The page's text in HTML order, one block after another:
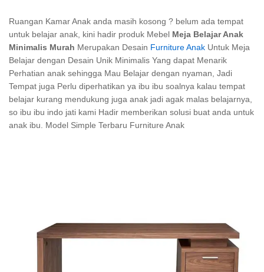
Ruangan Kamar Anak anda masih kosong ? belum ada tempat
untuk belajar anak, kini hadir produk Mebel Meja Belajar Anak
Minimalis Murah Merupakan Desain Furniture Anak Untuk Meja
Belajar dengan Desain Unik Minimalis Yang dapat Menarik
Perhatian anak sehingga Mau Belajar dengan nyaman, Jadi
Tempat juga Perlu diperhatikan ya ibu ibu soalnya kalau tempat
belajar kurang mendukung juga anak jadi agak malas belajarnya,
so ibu ibu indo jati kami Hadir memberikan solusi buat anda untuk
anak ibu. Model Simple Terbaru Furniture Anak